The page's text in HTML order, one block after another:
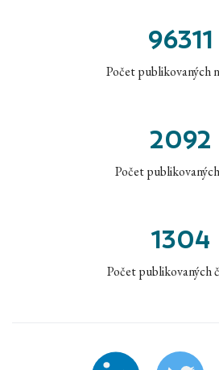
96311
Počet publikovaných
2092
Počet
1304
Počet publikovaných